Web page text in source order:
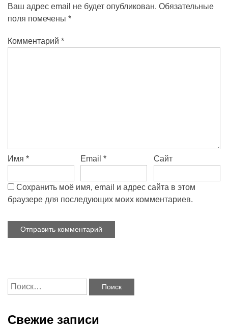
Ваш адрес email не будет опубликован. Обязательные
поля помечены *
Комментарий *
Имя * Email* Сайт
Сохранить моё имя, email и адрес сайта в этом
браузере для последующих моих комментариев.
Свежие записи